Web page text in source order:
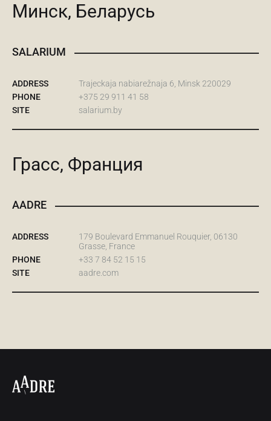
Минск, Беларусь
SALARIUM
ADDRESS
Trajeckaja nabiarežnaja 6, Minsk 220029
PHONE
+375 29 911 41 58
SITE
salarium.by
Грасс, Франция
AADRE
ADDRESS
179 Boulevard Emmanuel Rouquier, 06130
Grasse, France
PHONE
+33 7 84 52 15 15
SITE
aadre.com